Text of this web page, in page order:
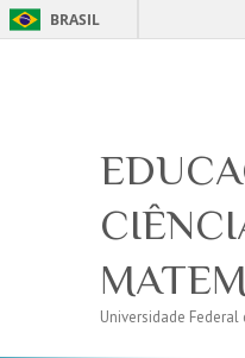
BRASIL
Universidade Federal